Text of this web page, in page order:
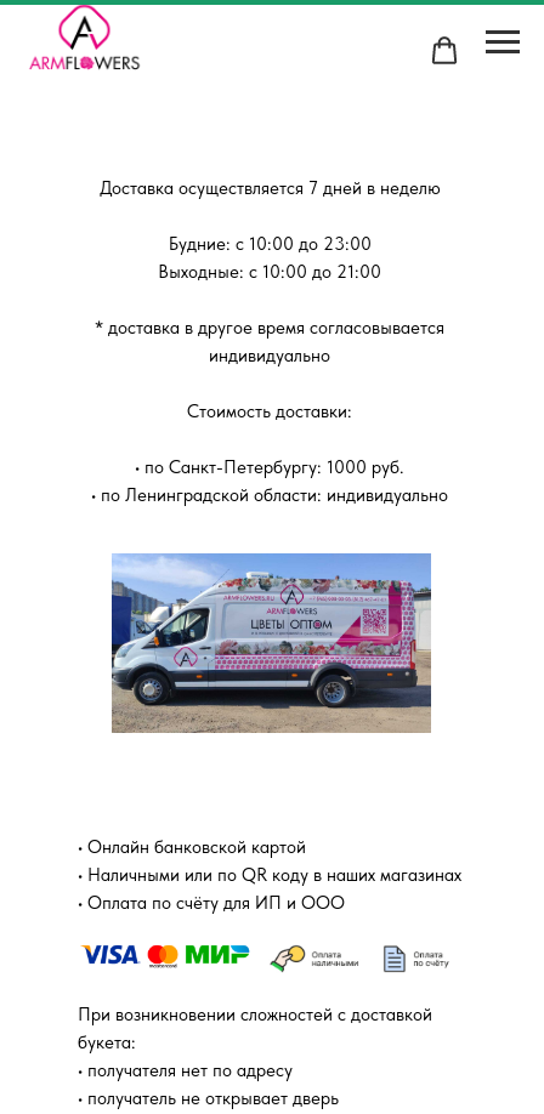
Доставка осуществляется 7 дней в неделю
Будние: с 10:00 до 23:00
Выходные: с 10:00 до 21:00
* доставка в другое время согласовывается
индивидуально
Стоимость доставки:
• по Санкт-Петербургу: 1000 руб.
• по Ленинградской области: индивидуально
• Онлайн банковской картой
• Наличными или по QR коду в наших магазинах
• Оплата по счёту для ИП и ООО
При возникновении сложностей с доставкой
букета:
• получателя нет по адресу
• получатель не открывает дверь